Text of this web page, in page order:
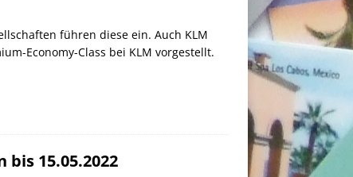
führen diese ein. Auch KLM
Economy-Class bei KLM vorgestellt.
15.05.2022